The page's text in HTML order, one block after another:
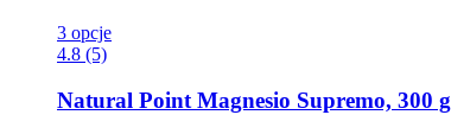
3 opcje
4.8 (5)
Natural Point Magnesio Supremo, 300 g